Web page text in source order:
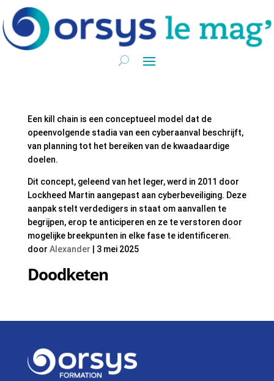
Doodketen
door Alexander 3 mei 2025
Een kill chain is een conceptueel model dat de
opeenvolgende stadia van een cyberaanval beschrijft,
van planning tot het bereiken van de kwaadaardige
doelen.
Dit concept, geleend van het leger, werd in 2011 door
Lockheed Martin aangepast aan cyberbeveiliging. Deze
aanpak stelt verdedigers in staat om aanvallen te
begrijpen, erop te anticiperen en ze te verstoren door
mogelijke breekpunten in elke fase te identificeren.